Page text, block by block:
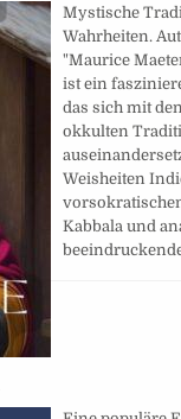
Mystische
Wahrheiten.
"Maurice
ist ein
das sich mit
okkulten
Weisheiten
Kabbala und